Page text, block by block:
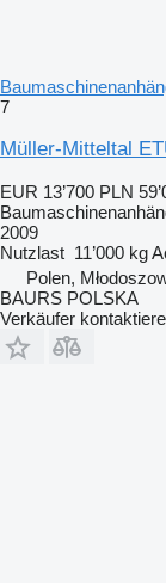
7
Müller-Mitteltal
EUR 13’700 PLN
2009
Nutzlast 11’000 kg
Polen,
BAURS POLSKA
Verkäufer